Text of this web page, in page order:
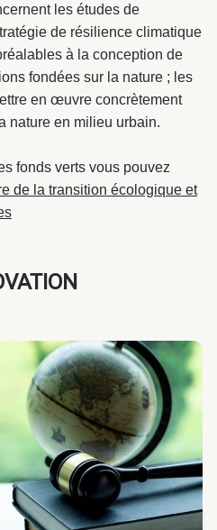
les études de
de résilience climatique
à la conception de
fondées sur la nature ; les
en œuvre concrètement
nature en milieu urbain.
fonds verts vous pouvez
de la transition écologique et